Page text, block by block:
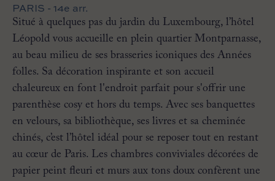
PARIS - 14e arr.
Situé à quelques pas du jardin du Luxembourg, l’hôtel
Léopold vous accueille en plein quartier Montparnasse,
au beau milieu de ses brasseries iconiques des Années
folles. Sa décoration inspirante et son accueil
chaleureux en font l'endroit parfait pour s'offrir une
parenthèse cosy et hors du temps. Avec ses banquettes
en velours, sa bibliothèque, ses livres et sa cheminée
chinés, c’est l’hôtel idéal pour se reposer tout en restant
au cœur de Paris. Les chambres conviviales décorées de
papier peint fleuri et murs aux tons doux confèrent une